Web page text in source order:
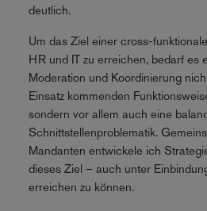
deutlich.
Um das Ziel einer cross-
HR und IT zu erreichen, bedarf es
Moderation und Koordinierung
Einsatz kommenden
sondern vor allem auch eine
Schnittstellenproblematik.
Mandanten entwickele ich
dieses Ziel – auch unter
erreichen zu können.